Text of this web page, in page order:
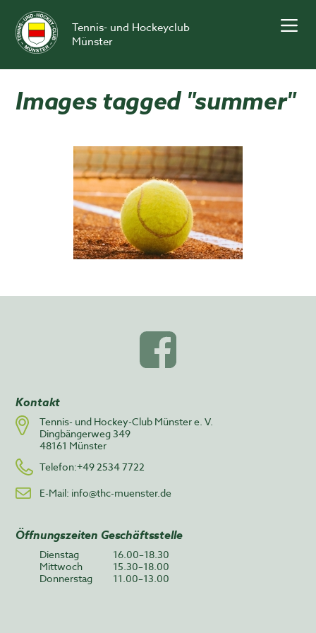
content
Tennis- und Hockeyclub
Münster
Images tagged "summer"
Kontakt
Tennis- und Hockey-Club Münster e. V.
Dingbängerweg 349
48161 Münster
Telefon:+49 2534 7722
E-Mail: info@thc-muenster.de
Öffnungszeiten Geschäftsstelle
Dienstag
16.00–18.30
Mittwoch
15.30–18.00
Donnerstag
11.00–13.00